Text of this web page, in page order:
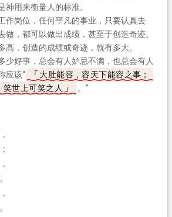
神用来衡量人的标准。
作岗位，任何平凡的事业，只要认真去
做，都可以做出成绩，甚至于创造奇迹。
高，创造的成绩或奇迹，就有多大。
少好事，总会有人妒忌不满，也总会有人
应该“
大肚能容，容天下能容之事；
笑世上可笑之人
。”